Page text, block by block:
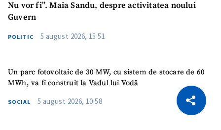
Copiază Link
Nu vor fi”. Maia Sandu, despre activitatea noului
Guvern
POLITIC 5 august 2026, 15:51
Un parc fotovoltaic de 30 MW, cu sistem de stocare de 60
MWh, va fi construit la Vadul lui Vodă
SOCIAL 5 august 2026, 10:58
CITEȘTE